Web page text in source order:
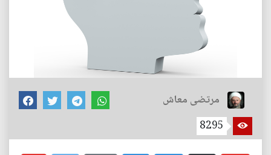
مرتضى معاش
8295